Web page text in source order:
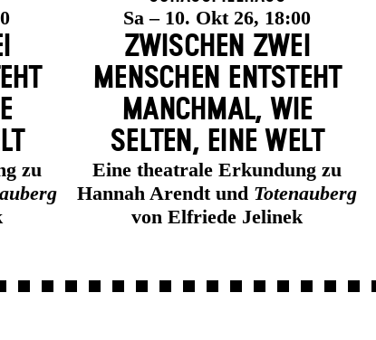
zu
Sa – 10. Okt 26, 18:00
ZWISCHEN ZWEI
MENSCHEN ENT­STEHT
MANCH­MAL, WIE
SELTEN, EINE WELT
Eine theatrale Erkundung zu
Hannah Arendt und Totenauberg
von Elfriede Jelinek